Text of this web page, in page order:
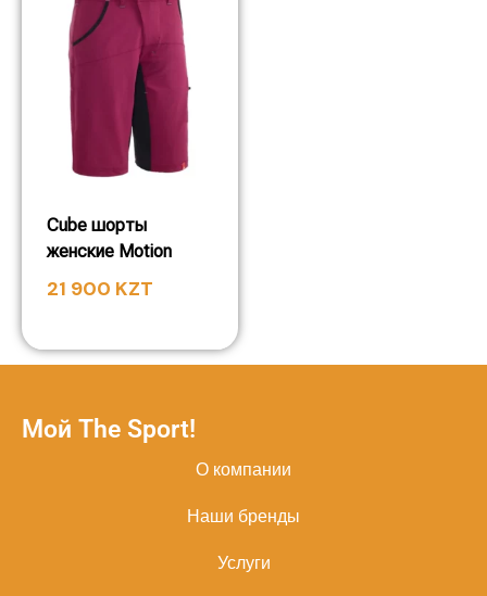
Cube шорты
женские Motion
21 900 KZT
Мой The Sport!
О компании
Наши бренды
Услуги